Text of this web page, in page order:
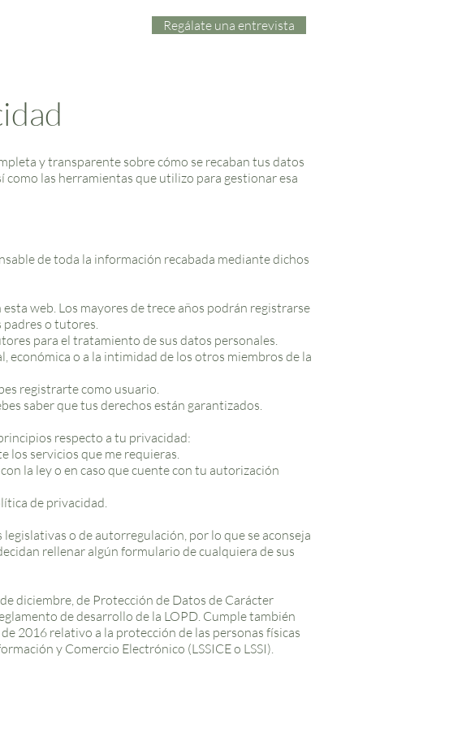
Regálate una entrevista
y transparente sobre cómo se recaban tus datos
como las herramientas que utilizo para gestionar esa
de toda la información recabada mediante dichos
web. Los mayores de trece años podrán registrarse
padres o tutores.
para el tratamiento de sus datos personales.
económica o a la intimidad de los otros miembros de la
registrarte como usuario.
saber que tus derechos están garantizados.
respecto a tu privacidad:
los servicios que me requieras.
la ley o en caso que cuente con tu autorización
de privacidad.
o de autorregulación, por lo que se aconseja
rellenar algún formulario de cualquiera de sus
diciembre, de Protección de Datos de Carácter
de desarrollo de la LOPD. Cumple también
2016 relativo a la protección de las personas físicas
y Comercio Electrónico (LSSICE o LSSI).